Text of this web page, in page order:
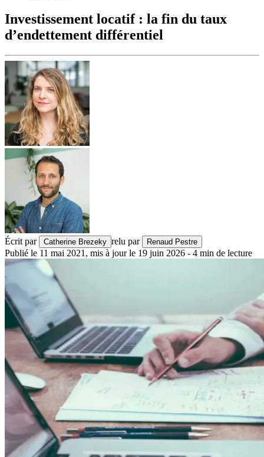
Investissement locatif : la fin du taux
d’endettement différentiel
Écrit par Catherine Brezeky relu par Renaud Pestre
Publié le 11 mai 2021 , mis à jour le 19 juin 2026 - 4 min de lecture